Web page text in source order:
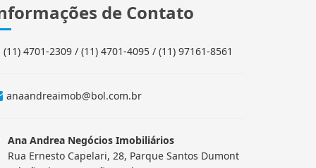
de Contato
(11) 4701-2309 / (11) 4701-4095 / (11) 97161-8561
anaandreaimob@bol.com.br
Ana Andrea Negócios Imobiliários
Rua Ernesto Capelari, 28, Parque Santos Dumont